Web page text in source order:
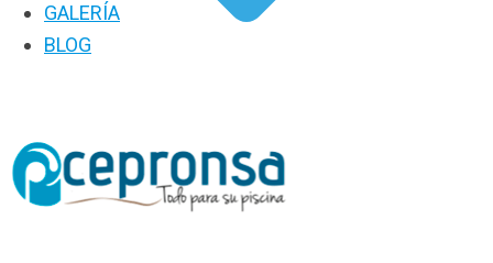
GALERÍA
BLOG
PRODUCTOS